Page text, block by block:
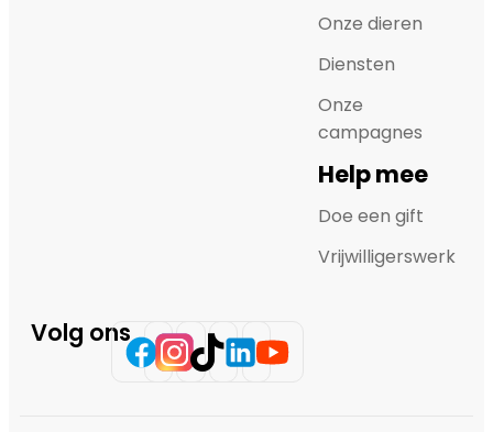
Onze dieren
Diensten
Onze
campagnes
Help mee
Doe een gift
Vrijwilligerswerk
Volg ons